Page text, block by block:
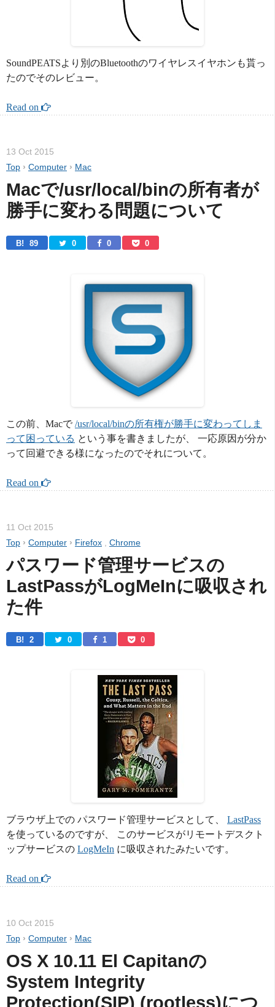
SoundPEATSより別のBluetoothのワイヤレスイヤホンも貰っ
たのでそのレビュー。
Read on
13 Oct 2015
Top › Computer › Mac
Macで/usr/local/binの所有者が
勝手に変わる問題について
B! 89 0 0 0
この前、Macで /usr/local/binの所有権が勝手に変わってしま
って困っている という事を書きましたが、 一応原因が分か
って回避できる様になったのでそれについて。
Read on
11 Oct 2015
Top › Computer › Firefox Chrome
パスワード管理サービスの
LastPassがLogMeInに吸収され
た件
B! 2 0 1 0
ブラウザ上での パスワード管理サービスとして、 LastPass
を使っているのですが、 このサービスがリモートデスクト
ップサービスの LogMeIn に吸収されたみたいです。
Read on
10 Oct 2015
Top › Computer › Mac
OS X 10.11 El Capitanの
System Integrity
Protection(SIP) (rootless)につ